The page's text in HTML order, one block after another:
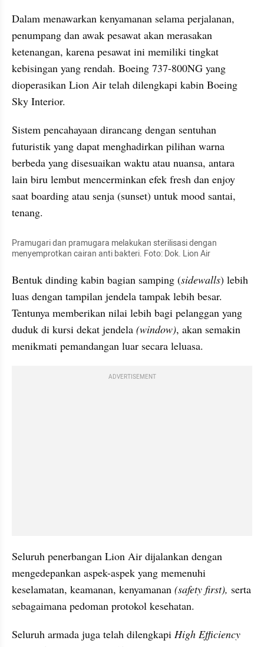
Dalam menawarkan kenyamanan selama perjalanan,
penumpang dan awak pesawat akan merasakan
ketenangan, karena pesawat ini memiliki tingkat
kebisingan yang rendah. Boeing 737-800NG yang
dioperasikan Lion Air telah dilengkapi kabin Boeing
Sky Interior.
Sistem pencahayaan dirancang dengan sentuhan
futuristik yang dapat menghadirkan pilihan warna
berbeda yang disesuaikan waktu atau nuansa, antara
lain biru lembut mencerminkan efek fresh dan enjoy
saat boarding atau senja (sunset) untuk mood santai,
tenang.
Pramugari dan pramugara melakukan sterilisasi dengan
menyemprotkan cairan anti bakteri. Foto: Dok. Lion Air
Bentuk dinding kabin bagian samping (sidewalls) lebih
luas dengan tampilan jendela tampak lebih besar.
Tentunya memberikan nilai lebih bagi pelanggan yang
duduk di kursi dekat jendela (window), akan semakin
menikmati pemandangan luar secara leluasa.
ADVERTISEMENT
Seluruh penerbangan Lion Air dijalankan dengan
mengedepankan aspek-aspek yang memenuhi
keselamatan, keamanan, kenyamanan (safety first), serta
sebagaimana pedoman protokol kesehatan.
Seluruh armada juga telah dilengkapi